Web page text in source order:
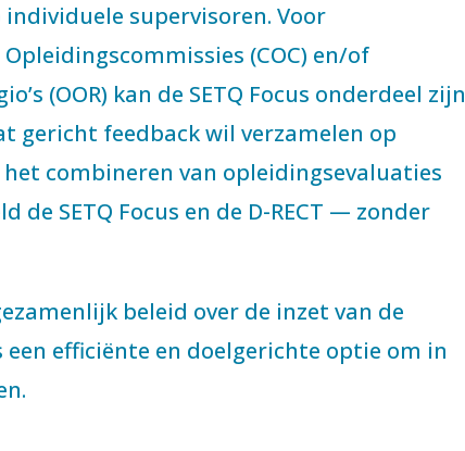
individuele supervisoren. Voor
(COC) en/of
(OOR) kan de SETQ Focus onderdeel zijn
gericht feedback wil verzamelen op
combineren van opleidingsevaluaties
SETQ Focus en de D-RECT — zonder
beleid over de inzet van de
een efficiënte en doelgerichte optie om in